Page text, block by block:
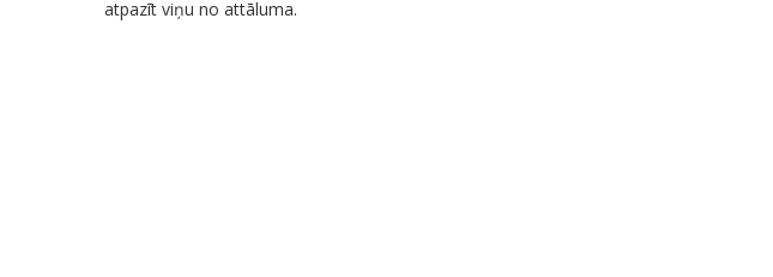
atpazīt viņu no attāluma.